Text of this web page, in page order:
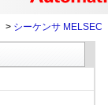
> シーケンサ MELSEC